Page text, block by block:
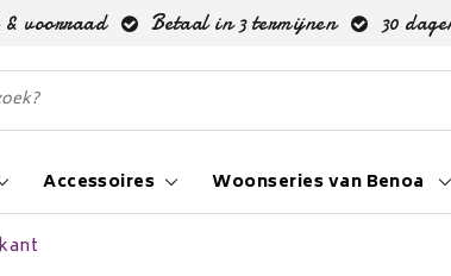
& voorraad Betaal in 3 termijnen 30
Accessoires Woonseries van Benoa